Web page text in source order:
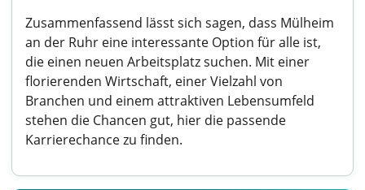
Zusammenfassend lässt sich sagen, dass Mülheim
an der Ruhr eine interessante Option für alle ist,
die einen neuen Arbeitsplatz suchen. Mit einer
florierenden Wirtschaft, einer Vielzahl von
Branchen und einem attraktiven Lebensumfeld
stehen die Chancen gut, hier die passende
Karrierechance zu finden.